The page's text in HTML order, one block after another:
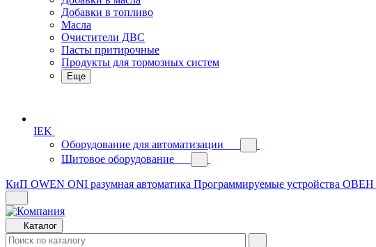
Добавки в топливо
Масла
Очистители ДВС
Пасты притирочные
Продукты для тормозных систем
Еще
IEK
Оборудование для автоматизации
Щитовое оборудование
КиП OWEN ONI разумная автоматика Программируемые устройства ОВЕН
Каталог